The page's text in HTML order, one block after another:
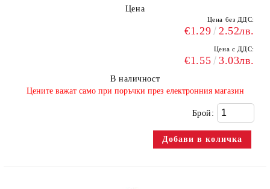
Цена
Цена без ДДС:
€1.29 2.52лв.
Цена с ДДС:
€1.55 3.03лв.
В наличност
​Цените важат само при поръчки през електронния магазин
Брой: